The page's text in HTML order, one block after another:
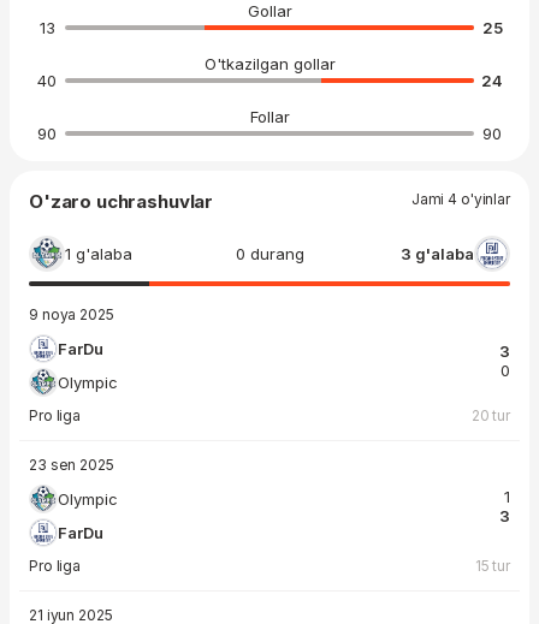
Gollar
13
25
O'tkazilgan gollar
40
24
Follar
90
90
O'zaro uchrashuvlar Jami 4 o'yinlar
1 g'alaba 0 durang 3 g'alaba
9 noya 2025
FarDu
Olympic
3
0
Pro liga 20 tur
23 sen 2025
Olympic
FarDu
1
3
Pro liga 15 tur
21 iyun 2025